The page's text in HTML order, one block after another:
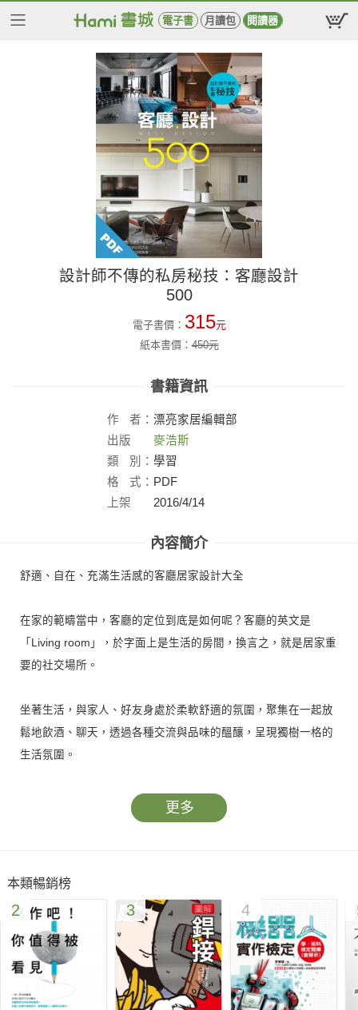
電子書 月讀包 閱讀器
設計師不傳的私房秘技：客廳設計
500
電子書價： 315元
紙本書價：450元
書籍資訊
作 者： 漂亮家居編輯部
出版
社：
麥浩斯
類
別： 學習
格
式： PDF
上架
2016/4/14
內容簡介
舒適、自在、充滿生活感的客廳居家設計大全
在家的範疇當中，客廳的定位到底是如何呢？客廳的英文是
「Living room」，於字面上是生活的房間，換言之，就是居家重
要的社交場所。
坐著生活，與家人、好友身處於柔軟舒適的氛圍，聚集在一起放
鬆地飲酒、聊天，透過各種交流與品味的醞釀，呈現獨樹一格的
生活氛圍。
客廳為整體居家的設計軸心，裝修時的整體風格便常以客廳延伸
至其他空間，所以客廳的表現，是決定空間好壞的重要關鍵。本
空間設計圖片，具體告訴讀者每一個設計的手法、素材以及特
色，組構出無法複製的生活感客廳。
更多
本類暢銷榜
2 3 4